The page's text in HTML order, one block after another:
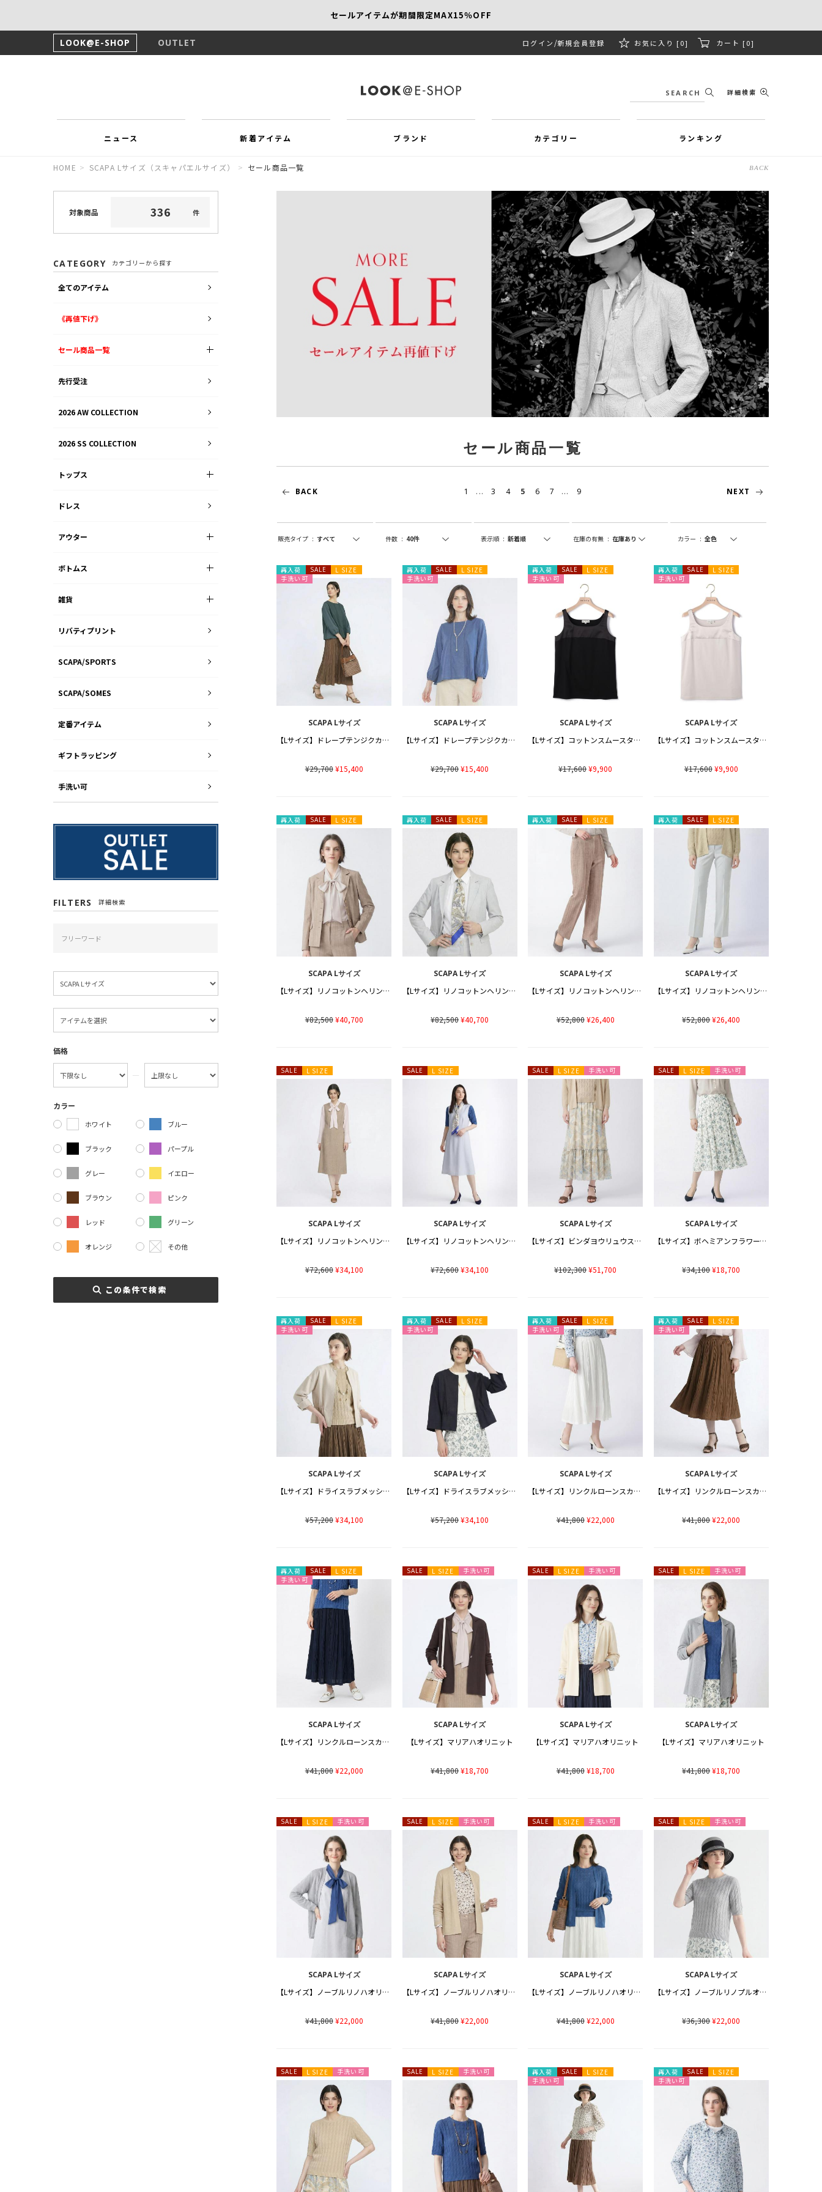
セールアイテムが期間限定MAX15％OFF
LOOK@E-SHOP OUTLET ログイン 新規会員登録 お気に入り [0] カート [0]
詳細検索
ニュース 新着アイテム ブランド カテゴリー ランキング
HOME > SCAPA Lサイズ（スキャパエルサイズ） > セール商品一覧 BACK
対象商品 336 件
CATEGORY カテゴリーから探す
全てのアイテム
《再値下げ》
セール商品一覧
先行受注
2026 AW COLLECTION
2026 SS COLLECTION
トップス
ドレス
アウター
ボトムス
雑貨
リバティプリント
SCAPA/SPORTS
SCAPA/SOMES
定番アイテム
ギフトラッピング
手洗い可
FILTERS 詳細検索
価格
―
カラー
ホワイト ブルー
ブラック パープル
グレー イエロー
ブラウン ピンク
レッド グリーン
オレンジ その他
セール商品一覧
1 ... 3 4 5 6 7 ... 9
BACK NEXT
販売タイプ : 件数 : 表示順 : 在庫の有無 : カラー :
再入荷 SALE
L SIZE
手洗い可
SCAPA Lサイズ
【Lサイズ】ドレープテンジクカットソー
¥29,700¥15,400
再入荷 SALE
L SIZE
手洗い可
SCAPA Lサイズ
【Lサイズ】ドレープテンジクカットソー
¥29,700¥15,400
再入荷 SALE
L SIZE
手洗い可
SCAPA Lサイズ
【Lサイズ】コットンスムースタンクトップカットソー
¥17,600¥9,900
再入荷 SALE
L SIZE
手洗い可
SCAPA Lサイズ
【Lサイズ】コットンスムースタンクトップカットソー
¥17,600¥9,900
再入荷 SALE L SIZE
SCAPA Lサイズ
【Lサイズ】リノコットンヘリンボンジャケット
¥82,500¥40,700
再入荷 SALE L SIZE
SCAPA Lサイズ
【Lサイズ】リノコットンヘリンボンジャケット
¥82,500¥40,700
再入荷 SALE L SIZE
SCAPA Lサイズ
【Lサイズ】リノコットンヘリンボンパンツ
¥52,800¥26,400
再入荷 SALE L SIZE
SCAPA Lサイズ
【Lサイズ】リノコットンヘリンボンパンツ
¥52,800¥26,400
SALE L SIZE
SCAPA Lサイズ
【Lサイズ】リノコットンヘリンボンワンピース
¥72,600¥34,100
SALE L SIZE
SCAPA Lサイズ
【Lサイズ】リノコットンヘリンボンワンピース
¥72,600¥34,100
SALE L SIZE 手洗い可
SCAPA Lサイズ
【Lサイズ】ビンダヨウリュウスカート
¥102,300¥51,700
SALE L SIZE 手洗い可
SCAPA Lサイズ
【Lサイズ】ボヘミアンフラワースカート
¥34,100¥18,700
再入荷 SALE
L SIZE
手洗い可
SCAPA Lサイズ
【Lサイズ】ドライスラブメッシュジャケット
¥57,200¥34,100
再入荷 SALE
L SIZE
手洗い可
SCAPA Lサイズ
【Lサイズ】ドライスラブメッシュジャケット
¥57,200¥34,100
再入荷 SALE
L SIZE
手洗い可
SCAPA Lサイズ
【Lサイズ】リンクルローンスカート
¥41,800¥22,000
再入荷 SALE
L SIZE
手洗い可
SCAPA Lサイズ
【Lサイズ】リンクルローンスカート
¥41,800¥22,000
再入荷 SALE
L SIZE
手洗い可
SCAPA Lサイズ
【Lサイズ】リンクルローンスカート
¥41,800¥22,000
SALE L SIZE 手洗い可
SCAPA Lサイズ
【Lサイズ】マリアハオリニット
¥41,800¥18,700
SALE L SIZE 手洗い可
SCAPA Lサイズ
【Lサイズ】マリアハオリニット
¥41,800¥18,700
SALE L SIZE 手洗い可
SCAPA Lサイズ
【Lサイズ】マリアハオリニット
¥41,800¥18,700
SALE L SIZE 手洗い可
SCAPA Lサイズ
【Lサイズ】ノーブルリノハオリニット
¥41,800¥22,000
SALE L SIZE 手洗い可
SCAPA Lサイズ
【Lサイズ】ノーブルリノハオリニット
¥41,800¥22,000
SALE L SIZE 手洗い可
SCAPA Lサイズ
【Lサイズ】ノーブルリノハオリニット
¥41,800¥22,000
SALE L SIZE 手洗い可
SCAPA Lサイズ
【Lサイズ】ノーブルリノプルオーバーニット
¥36,300¥22,000
SALE L SIZE 手洗い可 SALE L SIZE 手洗い可 再入荷 SALE
L SIZE
手洗い可
再入荷 SALE
L SIZE
手洗い可